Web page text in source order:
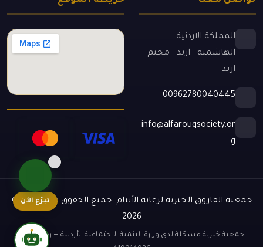
المملكة الاردنية
الهاشمية - اربد - مخيم
اربد
00962780040445
info@alfarouqsociety.or
g
جمعية الفاروق الخيرية لرعاية الأيتام. جميع الحقوق محفوظة.
©
2026
جمعية خيرية مسجّلة لدى وزارة التنمية الاجتماعية الأردنية — رقم وطني
تبرّع الآن